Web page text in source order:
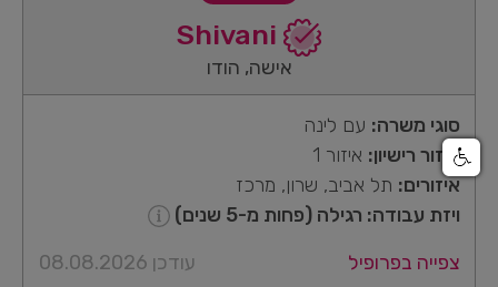
אישה, הודו
סוגי משרה: עם לינה
איזור רישיון: איזור 1
איזורים: תל אביב, שרון, מרכז
ויזת עבודה: רגילה (פחות מ-5 שנים)
צפייה בפרופיל
עודכן 08.08.2026